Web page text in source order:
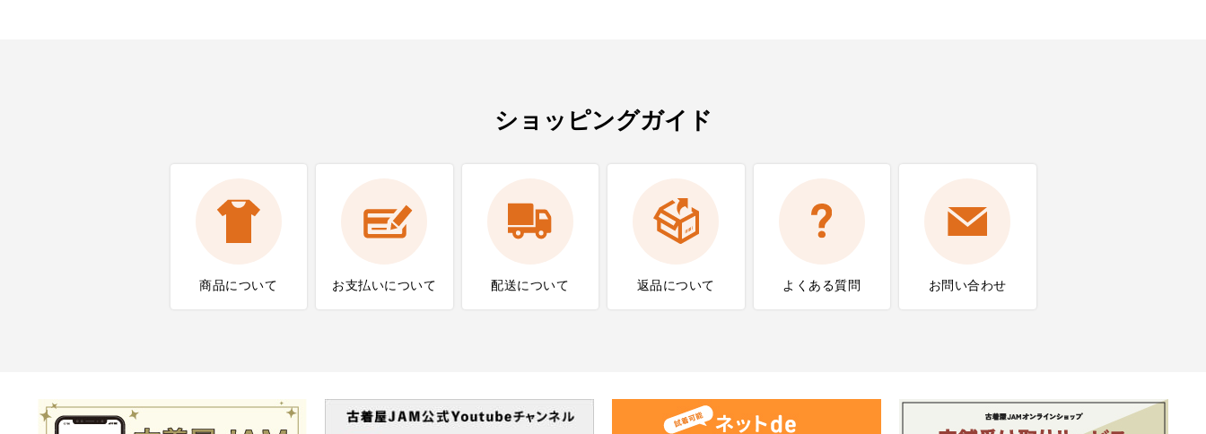
ショッピングガイド
商品について お支払いについて 配送について 返品について よくある質問 お問い合わせ